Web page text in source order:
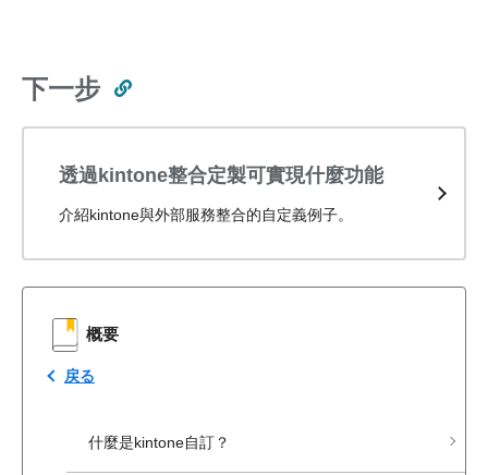
概要
戻る
什麼是kintone自訂？
下一步
透過kintone整合定製可實現什麼功能
介紹kintone與外部服務整合的自定義例子。